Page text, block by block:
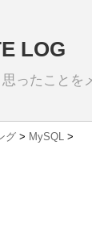
LOG
ったことを
グ > MySQL >